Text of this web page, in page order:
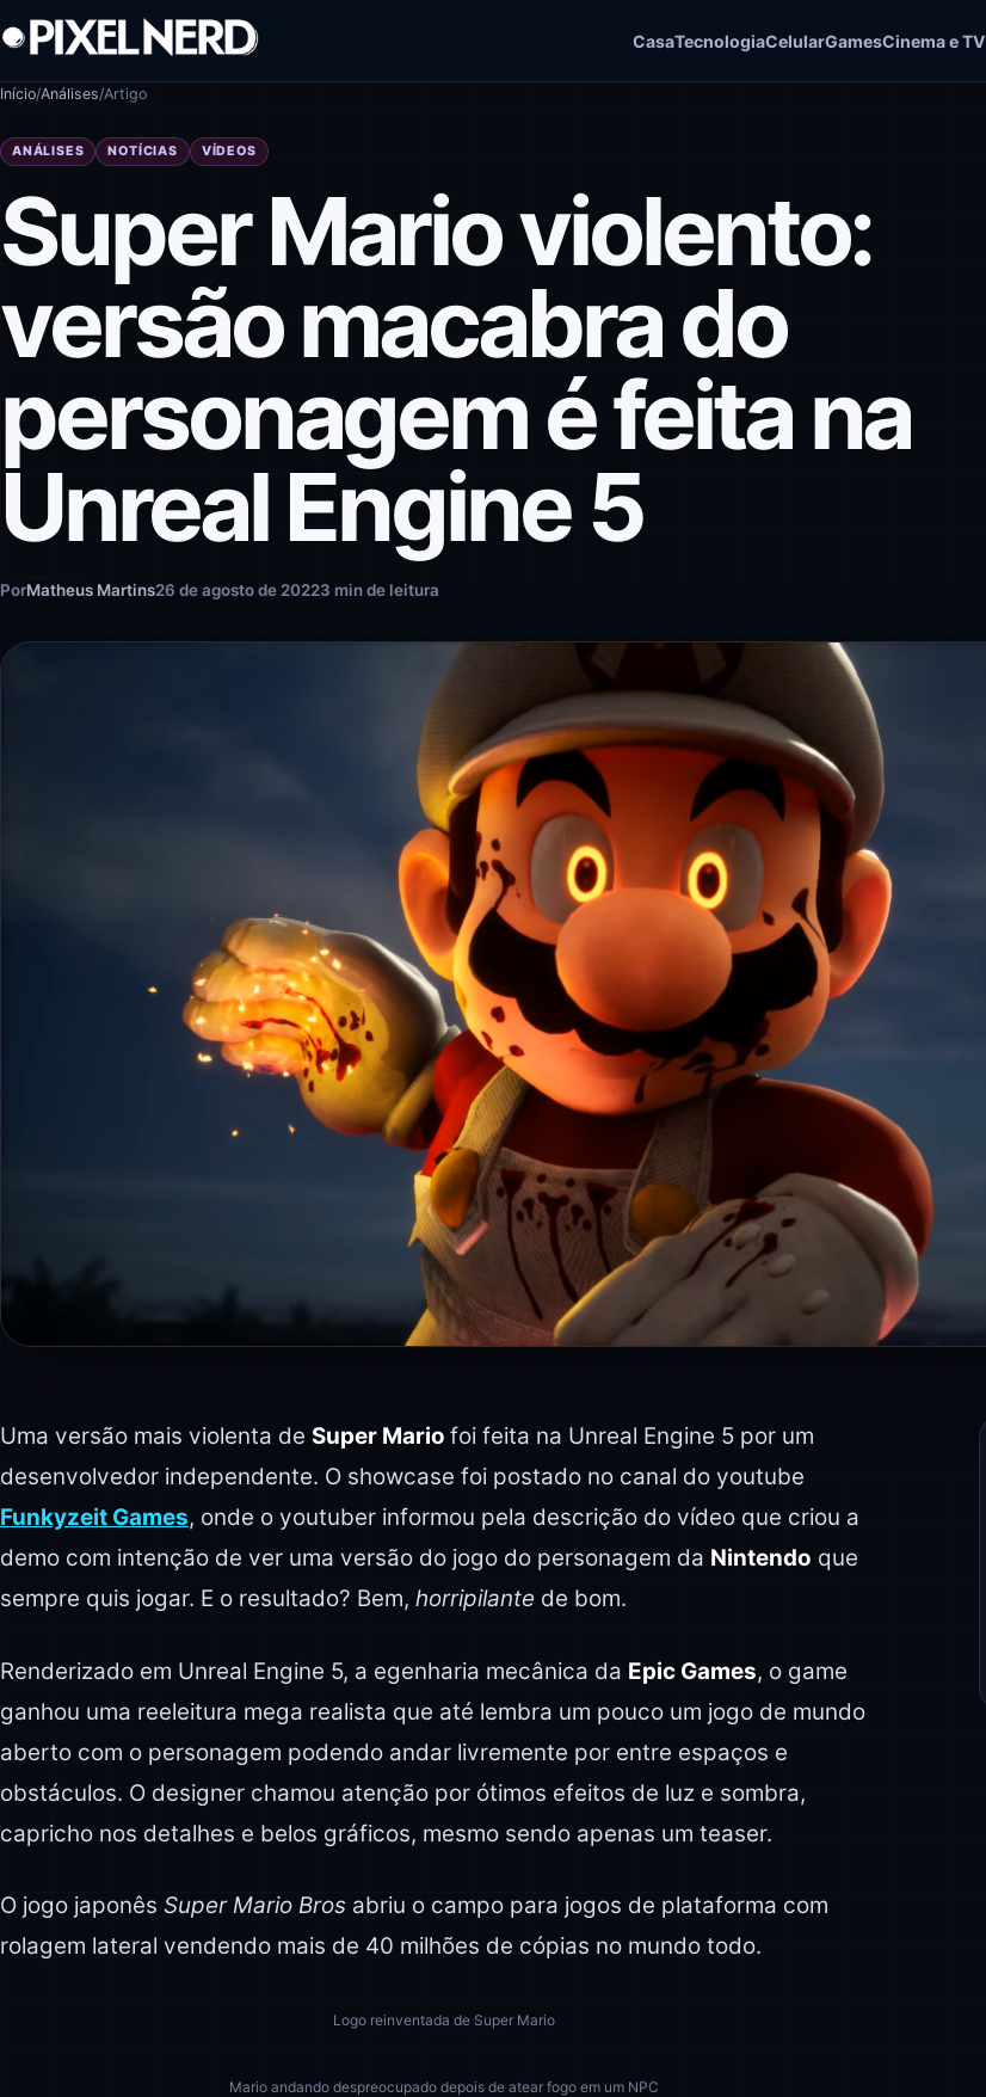
Pular para o conteúdo
CasaTecnologiaCelularGamesCinema e TV
Início/Análises/Artigo
ANÁLISES NOTÍCIAS VÍDEOS
Super Mario violento:
versão macabra do
personagem é feita na
Unreal Engine 5
PorMatheus Martins26 de agosto de 20223 min de leitura
Uma versão mais violenta de Super Mario foi feita na Unreal Engine 5 por um
desenvolvedor independente. O showcase foi postado no canal do youtube
Funkyzeit Games, onde o youtuber informou pela descrição do vídeo que criou a
demo com intenção de ver uma versão do jogo do personagem da Nintendo que
sempre quis jogar. E o resultado? Bem, horripilante de bom.
Renderizado em Unreal Engine 5, a egenharia mecânica da Epic Games, o game
ganhou uma reeleitura mega realista que até lembra um pouco um jogo de mundo
aberto com o personagem podendo andar livremente por entre espaços e
obstáculos. O designer chamou atenção por ótimos efeitos de luz e sombra,
capricho nos detalhes e belos gráficos, mesmo sendo apenas um teaser.
O jogo japonês Super Mario Bros abriu o campo para jogos de plataforma com
rolagem lateral vendendo mais de 40 milhões de cópias no mundo todo.
Logo reinventada de Super Mario
Mario andando despreocupado depois de atear fogo em um NPC